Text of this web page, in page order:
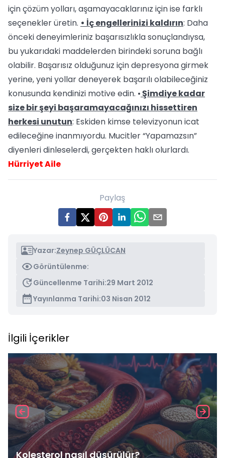
için çözüm yolları, aşamayacaklarınız için ise farklı
seçenekler üretin. • İç engellerinizi kaldırın: Daha
önceki deneyimleriniz başarısızlıkla sonuçlandıysa,
bu yukarıdaki maddelerden birindeki soruna bağlı
olabilir. Başarısız olduğunuz için depresyona girmek
yerine, yeni yollar deneyerek başarılı olabileceğiniz
konusunda kendinizi motive edin. •Şimdiye kadar
size bir şeyi başaramayacağınızı hissettiren
herkesi unutun: Eskiden kimse televizyonun icat
edileceğine inanmıyordu. Mucitler “Yapamazsın”
diyenleri dinleselerdi, gerçekten haklı olurlardı.
Hürriyet Aile
Paylaş
Yazar:Zeynep GÜÇLÜCAN
Görüntülenme:
Güncellenme Tarihi:29 Mart 2012
Yayınlanma Tarihi:03 Nisan 2012
İlgili İçerikler
Kolesterol nasıl düşürülür?